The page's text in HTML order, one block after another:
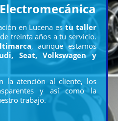
en Lucena estu taller
treinta años a tu servicio.
, aunque estamos
Seat, Volkswagen y
la atención al cliente, los
y así como la
trabajo.